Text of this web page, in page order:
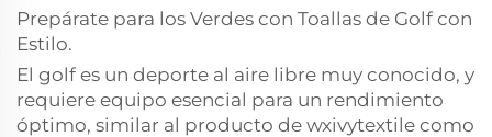
Prepárate para los Verdes con Toallas de Golf con
Estilo.
El golf es un deporte al aire libre muy conocido, y
requiere equipo esencial para un rendimiento
óptimo, similar al producto de wxivytextile como